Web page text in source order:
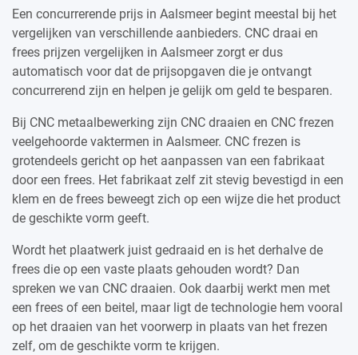
Een concurrerende prijs in Aalsmeer begint meestal bij het
vergelijken van verschillende aanbieders. CNC draai en
frees prijzen vergelijken in Aalsmeer zorgt er dus
automatisch voor dat de prijsopgaven die je ontvangt
concurrerend zijn en helpen je gelijk om geld te besparen.
Bij CNC metaalbewerking zijn CNC draaien en CNC frezen
veelgehoorde vaktermen in Aalsmeer. CNC frezen is
grotendeels gericht op het aanpassen van een fabrikaat
door een frees. Het fabrikaat zelf zit stevig bevestigd in een
klem en de frees beweegt zich op een wijze die het product
de geschikte vorm geeft.
Wordt het plaatwerk juist gedraaid en is het derhalve de
frees die op een vaste plaats gehouden wordt? Dan
spreken we van CNC draaien. Ook daarbij werkt men met
een frees of een beitel, maar ligt de technologie hem vooral
op het draaien van het voorwerp in plaats van het frezen
zelf, om de geschikte vorm te krijgen.